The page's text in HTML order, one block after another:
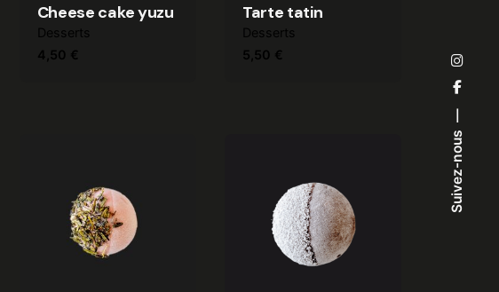
Suivez-nous
Cheese cake yuzu
Desserts
4,50 €
Tarte tatin
Desserts
5,50 €